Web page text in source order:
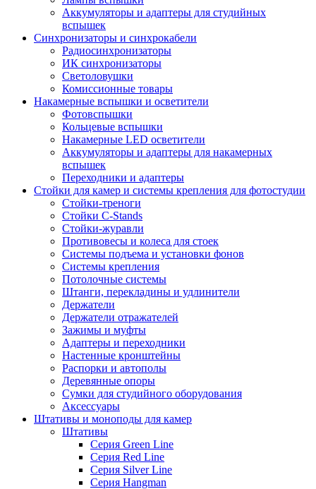
Аккумуляторы и адаптеры для студийных
вспышек
Синхронизаторы и синхрокабели
Радиосинхронизаторы
ИК синхронизаторы
Светоловушки
Комиссионные товары
Накамерные вспышки и осветители
Фотовспышки
Кольцевые вспышки
Накамерные LED осветители
Аккумуляторы и адаптеры для накамерных
вспышек
Переходники и адаптеры
Стойки для камер и системы крепления для фотостудии
Стойки-треноги
Стойки C-Stands
Стойки-журавли
Противовесы и колеса для стоек
Системы подъема и установки фонов
Системы крепления
Потолочные системы
Штанги, перекладины и удлинители
Держатели
Держатели отражателей
Зажимы и муфты
Адаптеры и переходники
Настенные кронштейны
Распорки и автополы
Деревянные опоры
Сумки для студийного оборудования
Аксессуары
Штативы и моноподы для камер
Штативы
Серия Green Line
Серия Red Line
Серия Silver Line
Серия Hangman